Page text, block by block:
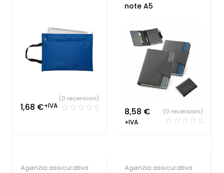
1,68 €+IVA
(0 recensioni)
note A5
8,58 €
+IVA
(0 recensioni)
Agenzia assicurativa Agenzia assicurativa